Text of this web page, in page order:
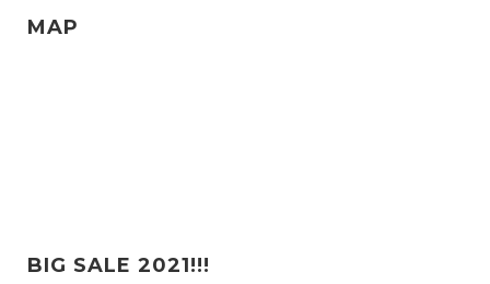
MAP
BIG SALE 2021!!!